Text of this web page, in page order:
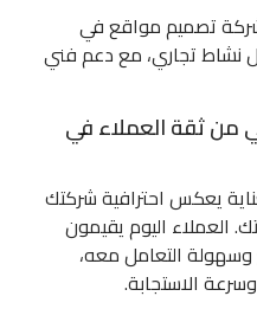
تصميم مواقع في
نشاط تجاري، مع دعم فني
من ثقة العملاء في
يعكس احترافية شركتك
العملاء اليوم يقيمون
التعامل معه،
الاستجابة.